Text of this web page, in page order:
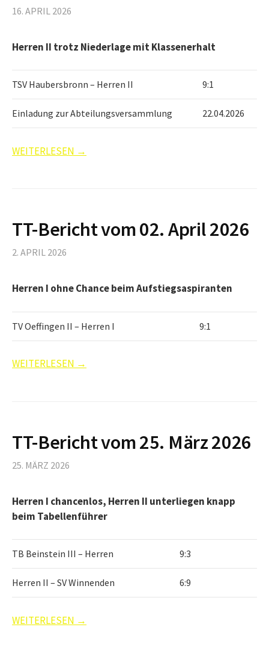
16. APRIL 2026
Herren II trotz Niederlage mit Klassenerhalt
TSV Haubersbronn – Herren II 9:1
Einladung zur Abteilungsversammlung 22.04.2026
WEITERLESEN →
TT-Bericht vom 02. April 2026
2. APRIL 2026
Herren I ohne Chance beim Aufstiegsaspiranten
TV Oeffingen II – Herren I 9:1
WEITERLESEN →
TT-Bericht vom 25. März 2026
25. MÄRZ 2026
Herren I chancenlos, Herren II unterliegen knapp
beim Tabellenführer
TB Beinstein III – Herren 9:3
Herren II – SV Winnenden 6:9
WEITERLESEN →